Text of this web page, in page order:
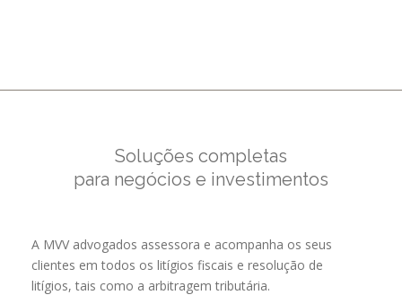
Soluções completas
para negócios e investimentos
A MVV advogados assessora e acompanha os seus
clientes em todos os litígios fiscais e resolução de
litígios, tais como a arbitragem tributária.